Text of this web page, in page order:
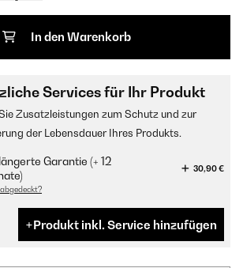
In den Warenkorb
Services für Ihr Produkt
Zusatzleistungen zum Schutz und zur
der Lebensdauer Ihres Produkts.
Garantie (+ 12
30,90 €
Produkt inkl. Service hinzufügen